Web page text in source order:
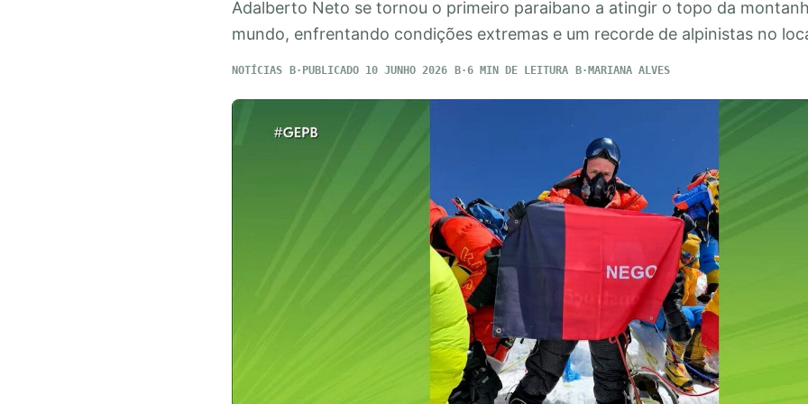
Adalberto Neto se tornou o primeiro paraibano a atingir o topo da
mundo, enfrentando condições extremas e um recorde de alpinistas no
NOTÍCIAS PUBLICADO 10 JUNHO 2026 6 MIN DE LEITURA MARIANA ALVES